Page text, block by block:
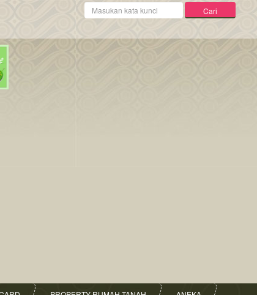
Kata
Kunci
Cari